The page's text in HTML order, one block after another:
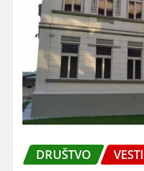
DRUŠTVO VESTI